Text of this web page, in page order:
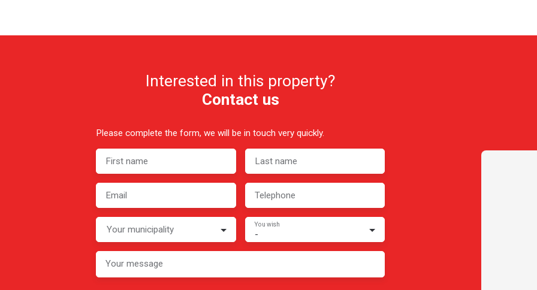
Interested in this property?
Contact us
Please complete the form, we will be in touch very quickly.
First name Last name
Email Telephone
Your municipality -
You wish
Your message